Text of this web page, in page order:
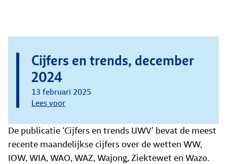
Cijfers en trends, december
2024
13 februari 2025
Lees voor
De publicatie ‘Cijfers en trends UWV’ bevat de meest
recente maandelijkse cijfers over de wetten WW,
IOW, WIA, WAO, WAZ, Wajong, Ziektewet en Wazo.